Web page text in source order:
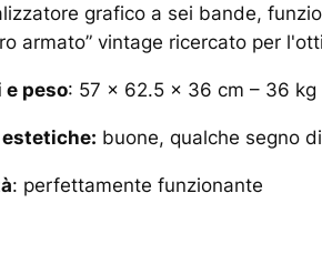
grafico a sei bande,
armato” vintage ricercato per
e peso: 57 x 62.5 x 36 cm – 36 kg
buone, qualche segno
: perfettamente funzionante